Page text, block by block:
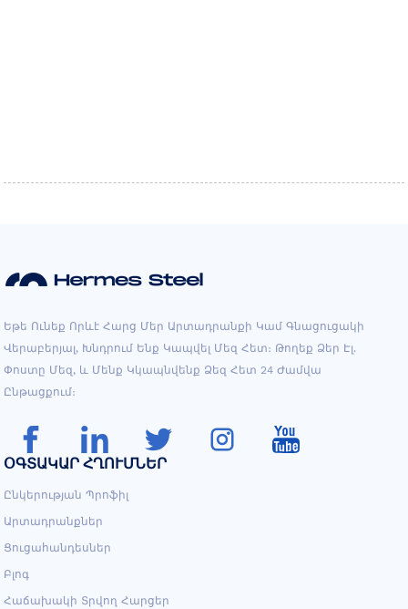
Եթե ​​​​ունեք Որևէ Հարց Մեր Արտադրանքի Կամ Գնացուցակի
Վերաբերյալ, Խնդրում Ենք Կապվել Մեզ Հետ։ Թողեք Ձեր Էլ.
Փոստը Մեզ, ԵՒ Մենք Կկապնվենք Ձեզ Հետ 24 Ժամվա
Ընթացքում։
ՕԳՏԱԿԱՐ ՀՂՈՒՄՆԵՐ
Ընկերության Պրոֆիլ
Արտադրանքներ
Ցուցահանդեսներ
Բլոգ
Հաճախակի Տրվող Հարցեր